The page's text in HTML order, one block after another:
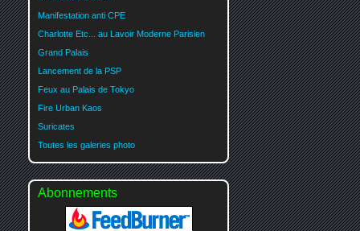
Manifestation anti CPE
Charlotte Etc... au Lavoir Moderne Parisien
Grand Palais
Lancement de la PSP
Feux au Palais de Tokyo
Fire Urban Kaos
Suricates
Toutes les galeries photo
Abonnements